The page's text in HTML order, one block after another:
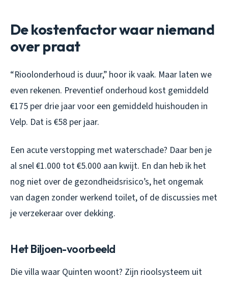
De kostenfactor waar niemand
over praat
“Rioolonderhoud is duur,” hoor ik vaak. Maar laten we
even rekenen. Preventief onderhoud kost gemiddeld
€175 per drie jaar voor een gemiddeld huishouden in
Velp. Dat is €58 per jaar.
Een acute verstopping met waterschade? Daar ben je
al snel €1.000 tot €5.000 aan kwijt. En dan heb ik het
nog niet over de gezondheidsrisico’s, het ongemak
van dagen zonder werkend toilet, of de discussies met
je verzekeraar over dekking.
Het Biljoen-voorbeeld
Die villa waar Quinten woont? Zijn rioolsysteem uit